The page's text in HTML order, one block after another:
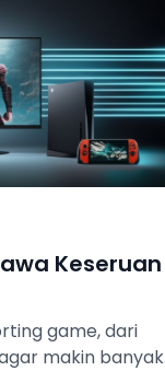
Keseruan
game, dari
makin banyak